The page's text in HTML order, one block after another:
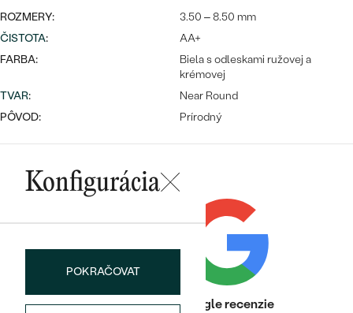
Wave kolekcia
NA MIERU
DIAMANTY
náušnice
PREZRIEŤ
Personalizované
ROZMERY:
3.50 – 8.50 mm
ČISTOTA:
AA+
FARBA:
Biela s odleskami ružovej a
krémovej
TVAR:
Near Round
PÔVOD:
Prírodný
Konfigurácia
POKRAČOVAT
Heuréka recenzieGoogle recenzie